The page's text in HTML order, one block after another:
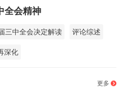
全会精神
三中全会决定解读 评论综述
深化
更多